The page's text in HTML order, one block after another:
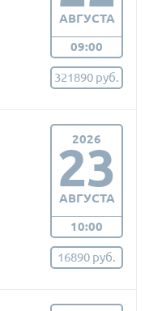
АВГУСТА
09:00
321890 руб.
2026
23
АВГУСТА
10:00
16890 руб.